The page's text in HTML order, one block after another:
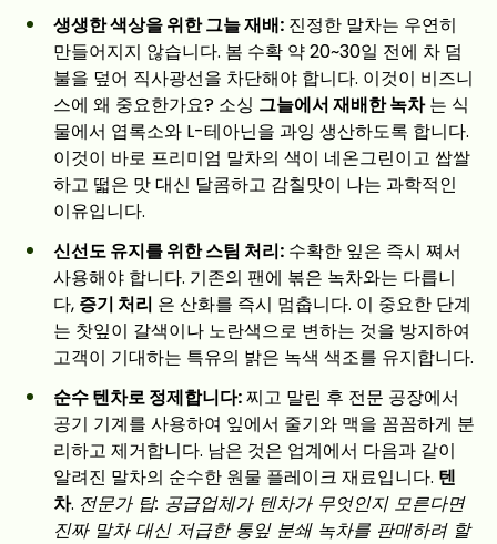
생생한 색상을 위한 그늘 재배: 진정한 말차는 우연히
만들어지지 않습니다. 봄 수확 약 20~30일 전에 차 덤
불을 덮어 직사광선을 차단해야 합니다. 이것이 비즈니
스에 왜 중요한가요? 소싱 그늘에서 재배한 녹차는 식
물에서 엽록소와 L-테아닌을 과잉 생산하도록 합니다.
이것이 바로 프리미엄 말차의 색이 네온그린이고 쌉쌀
하고 떫은 맛 대신 달콤하고 감칠맛이 나는 과학적인
이유입니다.
신선도 유지를 위한 스팀 처리: 수확한 잎은 즉시 쪄서
사용해야 합니다. 기존의 팬에 볶은 녹차와는 다릅니
다, 증기 처리 은 산화를 즉시 멈춥니다. 이 중요한 단계
는 찻잎이 갈색이나 노란색으로 변하는 것을 방지하여
고객이 기대하는 특유의 밝은 녹색 색조를 유지합니다.
순수 텐차로 정제합니다:찌고 말린 후 전문 공장에서
공기 기계를 사용하여 잎에서 줄기와 맥을 꼼꼼하게 분
리하고 제거합니다. 남은 것은 업계에서 다음과 같이
알려진 말차의 순수한 원물 플레이크 재료입니다. 텐
차. 전문가 팁: 공급업체가 텐차가 무엇인지 모른다면
진짜 말차 대신 저급한 통잎 분쇄 녹차를 판매하려 할